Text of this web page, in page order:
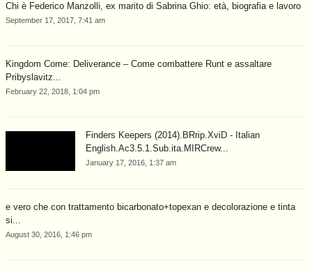
Chi è Federico Manzolli, ex marito di Sabrina Ghio: età, biografia e lavoro
September 17, 2017, 7:41 am
Kingdom Come: Deliverance – Come combattere Runt e assaltare
Pribyslavitz...
February 22, 2018, 1:04 pm
Finders Keepers (2014).BRrip.XviD - Italian
English.Ac3.5.1.Sub.ita.MIRCrew...
January 17, 2016, 1:37 am
e vero che con trattamento bicarbonato+topexan e decolorazione e tinta
si...
August 30, 2016, 1:46 pm